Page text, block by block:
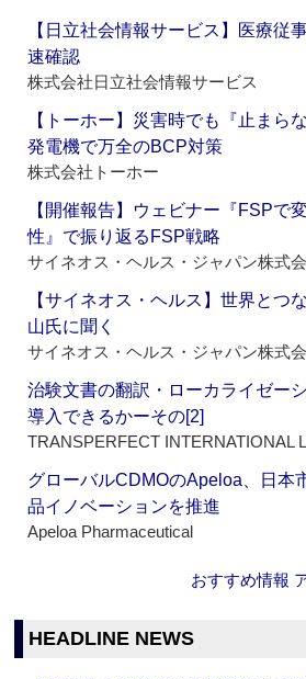
【日立社会情報サービス】医療従
速確認
株式会社日立社会情報サービス
【トーホー】災害時でも『止ま
発電機で万全のBCP対策
株式会社トーホー
【開催報告】ウェビナー『FSPで
性』で振り返るFSP戦略
サイネオス・ヘルス・ジャパン株式
【サイネオス・ヘルス】世界と
山氏に聞く
サイネオス・ヘルス・ジャパン株式
治験文書の翻訳・ローカライゼー
導入できるかーその[2]
TRANSPERFECT INTERNATIONAL
グローバルCDMOのApeloa、日本
品イノベーションを推進
Apeloa Pharmaceutical
おすすめ情報
HEADLINE NEWS